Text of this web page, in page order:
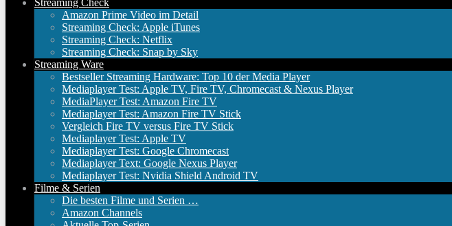
Streaming Check
Amazon Prime Video im Detail
Streaming Check: Apple iTunes
Streaming Check: Netflix
Streaming Check: Snap by Sky
Streaming Ware
Bestseller Streaming Hardware: Top 10 der Media Player
Mediaplayer Test: Apple TV, Fire TV, Chromecast & Nexus Player
MediaPlayer Test: Amazon Fire TV
Mediaplayer Test: Amazon Fire TV Stick
Vergleich Fire TV versus Fire TV Stick
Mediaplayer Test: Apple TV
Mediaplayer Test: Google Chromecast
Mediaplayer Text: Google Nexus Player
Mediaplayer Test: Nvidia Shield Android TV
Filme & Serien
Die besten Filme und Serien …
Amazon Channels